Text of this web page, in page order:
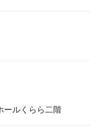
ールくらら二階